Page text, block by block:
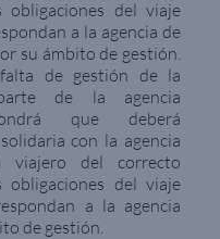
obligaciones del viaje
a la agencia de
su ámbito de gestión.
de gestión de la
de la agencia
que deberá
con la agencia
viajero del correcto
obligaciones del viaje
a la agencia
de gestión.